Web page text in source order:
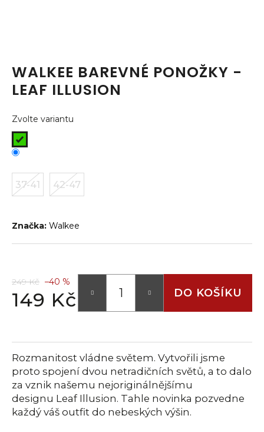
WALKEE BAREVNÉ PONOŽKY -
LEAF ILLUSION
Zvolte variantu
37-41 42-47
Značka: Walkee
249 Kč –40 %
149 Kč DO KOŠÍKU
Rozmanitost vládne světem. Vytvořili jsme
proto spojení dvou netradičních světů, a to dalo
za vznik našemu nejoriginálnějšímu
designu Leaf Illusion. Tahle novinka pozvedne
každý váš outfit do nebeských výšin.
?
D
o
o
r
u
j
e